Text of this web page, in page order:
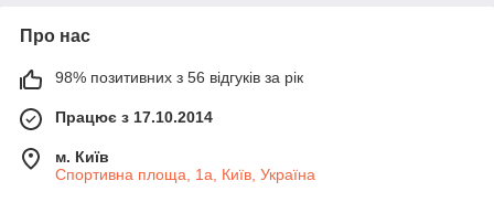
Про нас
98% позитивних з 56 відгуків за рік
Працює з 17.10.2014
м. Київ
Спортивна площа, 1а, Київ, Україна